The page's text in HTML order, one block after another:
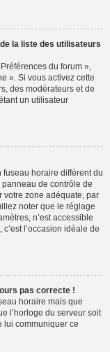
la liste des utilisateurs
du forum »,
». Si vous activez cette
des modérateurs et de
un utilisateur
fuseau horaire différent du
de contrôle de
votre zone adéquate, par
noter que le réglage
n’est accessible
l’occasion idéale de
pas correcte !
horaire mais que
l’horloge du serveur soit
lui communiquer ce